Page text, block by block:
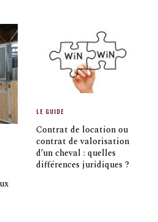
LE GUIDE
Contrat de location ou
contrat de valorisation
d’un cheval : quelles
différences juridiques ?